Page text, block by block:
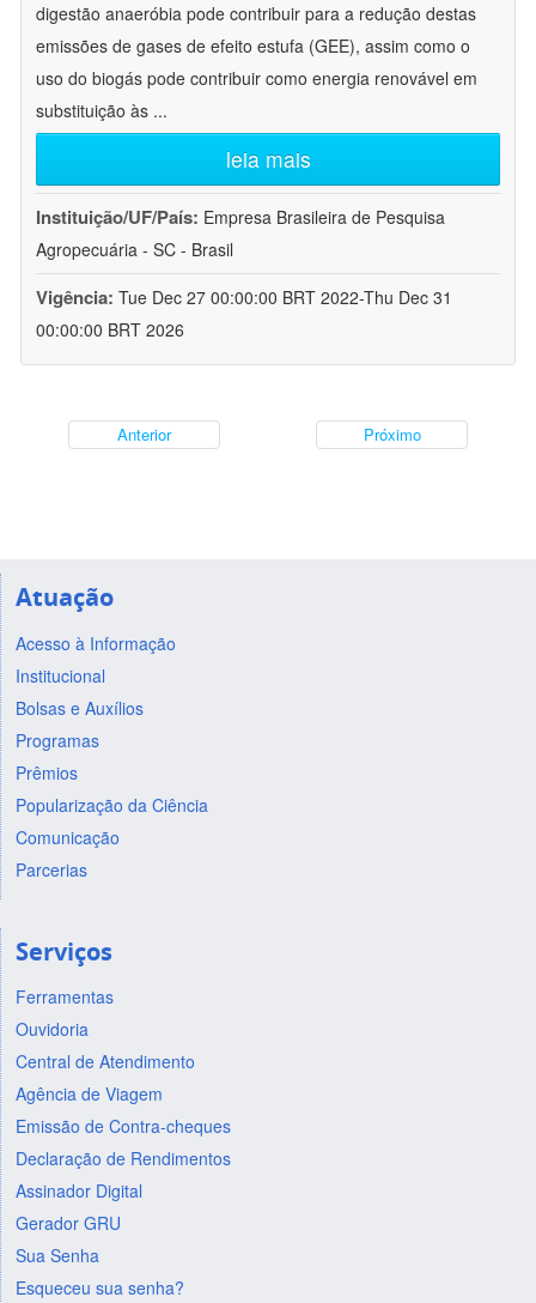
digestão anaeróbia pode contribuir para a redução destas
emissões de gases de efeito estufa (GEE), assim como o
uso do biogás pode contribuir como energia renovável em
substituição às ...
leia mais
Instituição/UF/País: Empresa Brasileira de Pesquisa
Agropecuária - SC - Brasil
Vigência: Tue Dec 27 00:00:00 BRT 2022-Thu Dec 31
00:00:00 BRT 2026
Anterior Próximo
Atuação
Acesso à Informação
Institucional
Bolsas e Auxílios
Programas
Prêmios
Popularização da Ciência
Comunicação
Parcerias
Serviços
Ferramentas
Ouvidoria
Central de Atendimento
Agência de Viagem
Emissão de Contra-cheques
Declaração de Rendimentos
Assinador Digital
Gerador GRU
Sua Senha
Esqueceu sua senha?